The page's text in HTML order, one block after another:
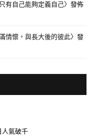
有自己能夠定義自己〉發佈
情懷，與長大後的彼此〉發
人氣破千